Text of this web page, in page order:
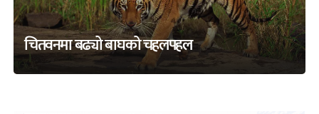
चितवनमा बढ्यो बाघको चहलपहल